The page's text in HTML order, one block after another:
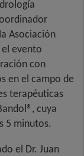
Asociación
evento
con
en el campo de
terapéuticas
cuya
5 minutos.
el Dr. Juan